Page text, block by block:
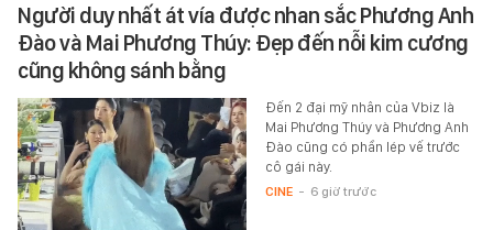
Người duy nhất át vía được nhan sắc Phương Anh
Đào và Mai Phương Thúy: Đẹp đến nỗi kim cương
cũng không sánh bằng
Đến 2 đại mỹ nhân của Vbiz là
Mai Phương Thúy và Phương Anh
Đào cũng có phần lép vế trước
cô gái này.
CINE - 6 giờ trước